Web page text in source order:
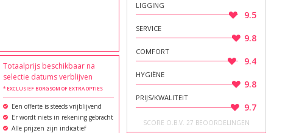
Totaalprijs beschikbaar na
selectie datums verblijven
* EXCLUSIEF BORGSOM OF EXTRA OPTIES
Een offerte is steeds vrijblijvend
Er wordt niets in rekening gebracht
Alle prijzen zijn indicatief
LIGGING
9.5
SERVICE
9.8
COMFORT
9.4
HYGIËNE
9.8
PRIJS/KWALITEIT
9.7
SCORE O.B.V. 27 BEOORDELINGEN